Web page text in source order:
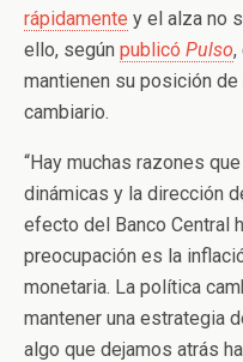
rápidamente y el alza no
ello, según publicó Pulso,
mantienen su posición
cambiario.
“Hay muchas razones
dinámicas y la dirección
efecto del Banco Central
preocupación es la
monetaria. La política
mantener una estrategia
algo que dejamos atrás